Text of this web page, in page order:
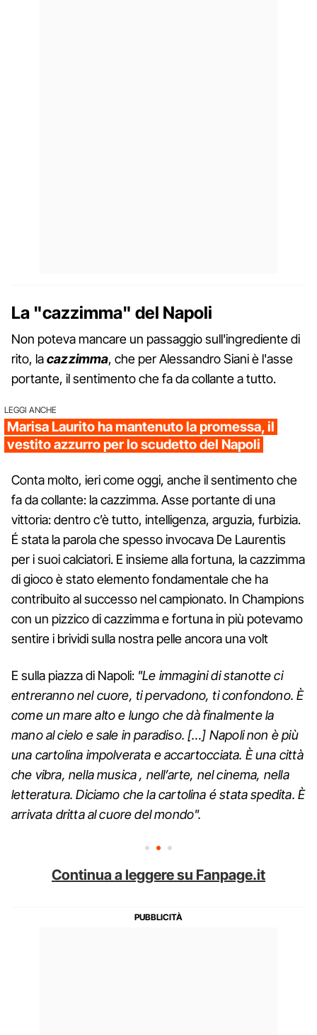
La "cazzimma" del Napoli
Non poteva mancare un passaggio sull'ingrediente di
rito, lacazzimma, che per Alessandro Siani è l'asse
portante, il sentimento che fa da collante a tutto.
LEGGI ANCHE
Marisa Laurito ha mantenuto la promessa, il
vestito azzurro per lo scudetto del Napoli
Conta molto, ieri come oggi, anche il sentimento che
fa da collante: la cazzimma. Asse portante di una
vittoria: dentro c’è tutto, intelligenza, arguzia, furbizia.
É stata la parola che spesso invocava De Laurentis
per i suoi calciatori. E insieme alla fortuna, la cazzimma
di gioco è stato elemento fondamentale che ha
contribuito al successo nel campionato. In Champions
con un pizzico di cazzimma e fortuna in più potevamo
sentire i brividi sulla nostra pelle ancora una volt
E sulla piazza di Napoli: "Le immagini di stanotte ci
entreranno nel cuore, ti pervadono, ti confondono. È
come un mare alto e lungo che dà finalmente la
mano al cielo e sale in paradiso. […] Napoli non è più
una cartolina impolverata e accartocciata. È una città
che vibra, nella musica , nell’arte, nel cinema, nella
letteratura. Diciamo che la cartolina é stata spedita. È
arrivata dritta al cuore del mondo".
Continua a leggere su Fanpage.it